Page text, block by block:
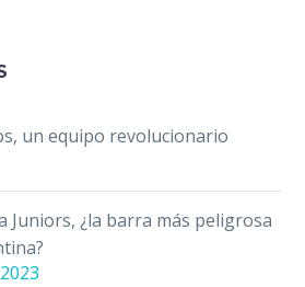
un equipo revolucionario
Juniors, ¿la barra más peligrosa